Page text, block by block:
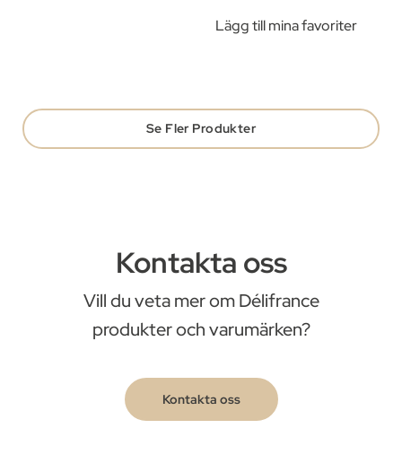
Lägg till mina favoriter
Se Fler Produkter
Kontakta oss
Vill du veta mer om Délifrance
produkter och varumärken?
Kontakta oss